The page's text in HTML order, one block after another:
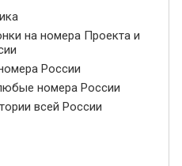
на номера Проекта и
России
номера России
всей России